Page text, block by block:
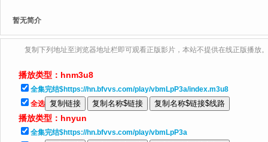
暂无简介
复制下列地址至浏览器地址栏即可观看正版影片，本站不提供在线正版播放。
播放类型： hnm3u8
全集完结$https://hn.bfvvs.com/play/vbmLpP3a/index.m3u8
全选
播放类型： hnyun
全集完结$https://hn.bfvvs.com/play/vbmLpP3a